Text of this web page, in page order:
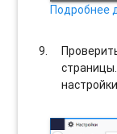
Подробнее